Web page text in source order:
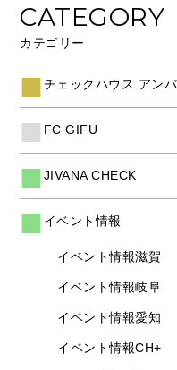
CATEGORY
カテゴリー
チェックハウス アン
FC GIFU
JIVANA CHECK
イベント情報
イベント情報滋賀
イベント情報岐阜
イベント情報愛知
イベント情報CH+